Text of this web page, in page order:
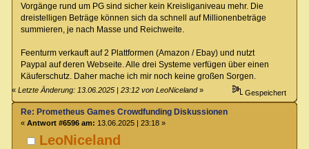
Vorgänge rund um PG sind sicher kein Kreisliganiveau mehr. Die
dreistelligen Beträge können sich da schnell auf Millionenbeträge
summieren, je nach Masse und Reichweite.
Feenturm verkauft auf 2 Plattformen (Amazon / Ebay) und nutzt
Paypal auf deren Webseite. Alle drei Systeme verfügen über einen
Käuferschutz. Daher mache ich mir noch keine großen Sorgen.
«Letzte Änderung: 13.06.2025 | 23:12 von LeoNiceland» Gespeichert
LeoNiceland
Re: Prometheus Games Crowdfunding Diskussionen
« Antwort #6596 am: 13.06.2025 | 23:18 »